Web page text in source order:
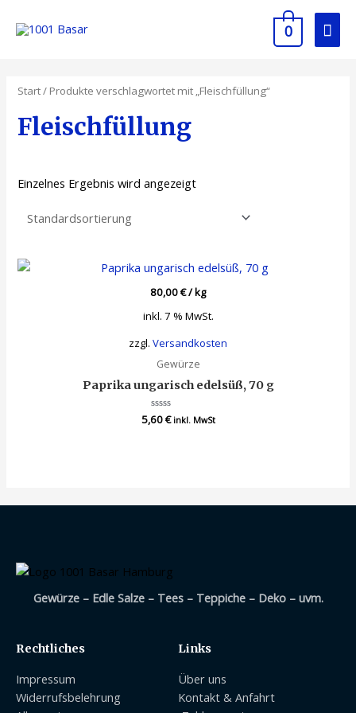
0
Start/ Produkte verschlagwortet mit „Fleischfüllung“
Fleischfüllung
Einzelnes Ergebnis wird angezeigt
80,00€/kg
inkl. 7 % MwSt.
zzgl. Versandkosten
Gewürze
Paprika ungarisch edelsüß, 70 g
Bewertet
5,60€ inkl. MwSt
Gewürze – Edle Salze – Tees – Teppiche – Deko – uvm.
Rechtliches
Impressum
Widerrufsbelehrung
Links
Über uns
Kontakt & Anfahrt